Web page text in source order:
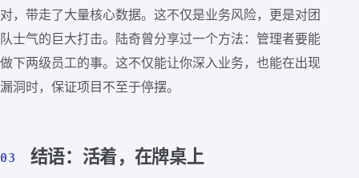
对，带走了大量核心数据。这不仅是业务风险，更是对团
队士气的巨大打击。陆奇曾分享过一个方法：管理者要能
做下两级员工的事。这不仅能让你深入业务，也能在出现
漏洞时，保证项目不至于停摆。
03 结语：活着，在牌桌上